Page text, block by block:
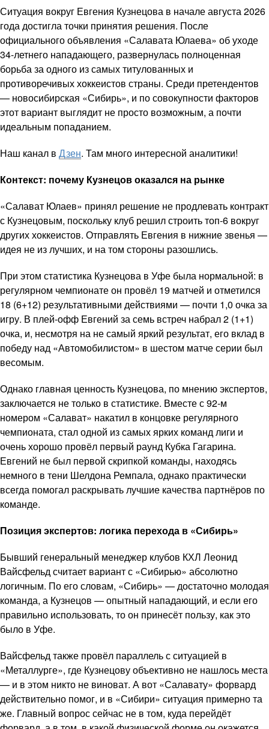
Ситуация вокруг Евгения Кузнецова в начале августа 2026
года достигла точки принятия решения. После
официального объявления «Салавата Юлаева» об уходе
34-летнего нападающего, развернулась полноценная
борьба за одного из самых титулованных и
противоречивых хоккеистов страны. Среди претендентов
— новосибирская «Сибирь», и по совокупности факторов
этот вариант выглядит не просто возможным, а почти
идеальным попаданием.
Наш канал в Дзен. Там много интересной аналитики!
Контекст: почему Кузнецов оказался на рынке
«Салават Юлаев» принял решение не продлевать контракт
с Кузнецовым, поскольку клуб решил строить топ-6 вокруг
других хоккеистов. Отправлять Евгения в нижние звенья —
идея не из лучших, и на том стороны разошлись.
При этом статистика Кузнецова в Уфе была нормальной: в
регулярном чемпионате он провёл 19 матчей и отметился
18 (6+12) результативными действиями — почти 1,0 очка за
игру. В плей-офф Евгений за семь встреч набрал 2 (1+1)
очка, и, несмотря на не самый яркий результат, его вклад в
победу над «Автомобилистом» в шестом матче серии был
весомым.
Однако главная ценность Кузнецова, по мнению экспертов,
заключается не только в статистике. Вместе с 92-м
номером «Салават» накатил в концовке регулярного
чемпионата, стал одной из самых ярких команд лиги и
очень хорошо провёл первый раунд Кубка Гагарина.
Евгений не был первой скрипкой команды, находясь
немного в тени Шелдона Ремпала, однако практически
всегда помогал раскрывать лучшие качества партнёров по
команде.
Позиция экспертов: логика перехода в «Сибирь»
Бывший генеральный менеджер клубов КХЛ Леонид
Вайсфельд считает вариант с «Сибирью» абсолютно
логичным. По его словам, «Сибирь» — достаточно молодая
команда, а Кузнецов — опытный нападающий, и если его
правильно использовать, то он принесёт пользу, как это
было в Уфе.
Вайсфельд также провёл параллель с ситуацией в
«Металлурге», где Кузнецову объективно не нашлось места
— и в этом никто не виноват. А вот «Салавату» форвард
действительно помог, и в «Сибири» ситуация примерно та
же. Главный вопрос сейчас не в том, куда перейдёт